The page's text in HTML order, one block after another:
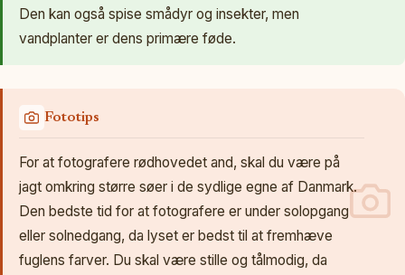
Den kan også spise smådyr og insekter, men
vandplanter er dens primære føde.
Fototips
For at fotografere rødhovedet and, skal du være på
jagt omkring større søer i de sydlige egne af Danmark.
Den bedste tid for at fotografere er under solopgang
eller solnedgang, da lyset er bedst til at fremhæve
fuglens farver. Du skal være stille og tålmodig, da